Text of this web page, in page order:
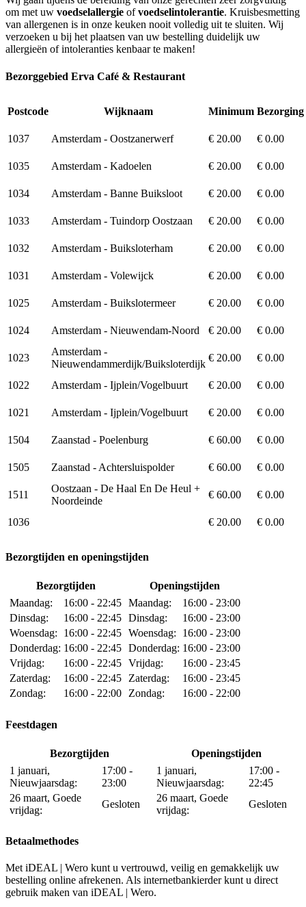
om met uw voedselallergie ofvoedselintolerantie. Kruisbesmetting
van allergenen is in onze keuken nooit volledig uit te sluiten. Wij
verzoeken u bij het plaatsen van uw bestelling duidelijk uw
allergieën of intoleranties kenbaar te maken!
Bezorggebied Erva Café & Restaurant
Postcode Wijknaam Minimum Bezorging
1037 Amsterdam - Oostzanerwerf € 20.00 € 0.00
1035 Amsterdam - Kadoelen € 20.00 € 0.00
1034 Amsterdam - Banne Buiksloot € 20.00 € 0.00
1033 Amsterdam - Tuindorp Oostzaan € 20.00 € 0.00
1032 Amsterdam - Buiksloterham € 20.00 € 0.00
1031 Amsterdam - Volewijck € 20.00 € 0.00
1025 Amsterdam - Buikslotermeer € 20.00 € 0.00
1024 Amsterdam - Nieuwendam-Noord € 20.00 € 0.00
1023
Amsterdam -
Nieuwendammerdijk/Buiksloterdijk
€ 20.00 € 0.00
1022 Amsterdam - Ijplein/Vogelbuurt € 20.00 € 0.00
1021 Amsterdam - Ijplein/Vogelbuurt € 20.00 € 0.00
1504 Zaanstad - Poelenburg € 60.00 € 0.00
1505 Zaanstad - Achtersluispolder € 60.00 € 0.00
1511
Oostzaan - De Haal En De Heul +
Noordeinde
€ 60.00 € 0.00
1036 € 20.00 € 0.00
Bezorgtijden en openingstijden
Bezorgtijden
Openingstijden
Maandag:
16:00 - 22:45
Dinsdag:
16:00 - 22:45
Woensdag:
16:00 - 22:45
Donderdag: 16:00 - 22:45
Vrijdag:
16:00 - 22:45
Zaterdag:
16:00 - 22:45
Zondag:
16:00 - 22:00
Maandag:
16:00 - 23:00
Dinsdag:
16:00 - 23:00
Woensdag:
16:00 - 23:00
Donderdag: 16:00 - 23:00
Vrijdag:
16:00 - 23:45
Zaterdag:
16:00 - 23:45
Zondag:
16:00 - 22:00
Feestdagen
Bezorgtijden
Openingstijden
1 januari,
Nieuwjaarsdag:
17:00 -
23:00
26 maart, Goede
vrijdag:
Gesloten
1 januari,
Nieuwjaarsdag:
17:00 -
22:45
26 maart, Goede
vrijdag:
Gesloten
Betaalmethodes
Met iDEAL | Wero kunt u vertrouwd, veilig en gemakkelijk uw
bestelling online afrekenen. Als internetbankierder kunt u direct
gebruik maken van iDEAL | Wero.